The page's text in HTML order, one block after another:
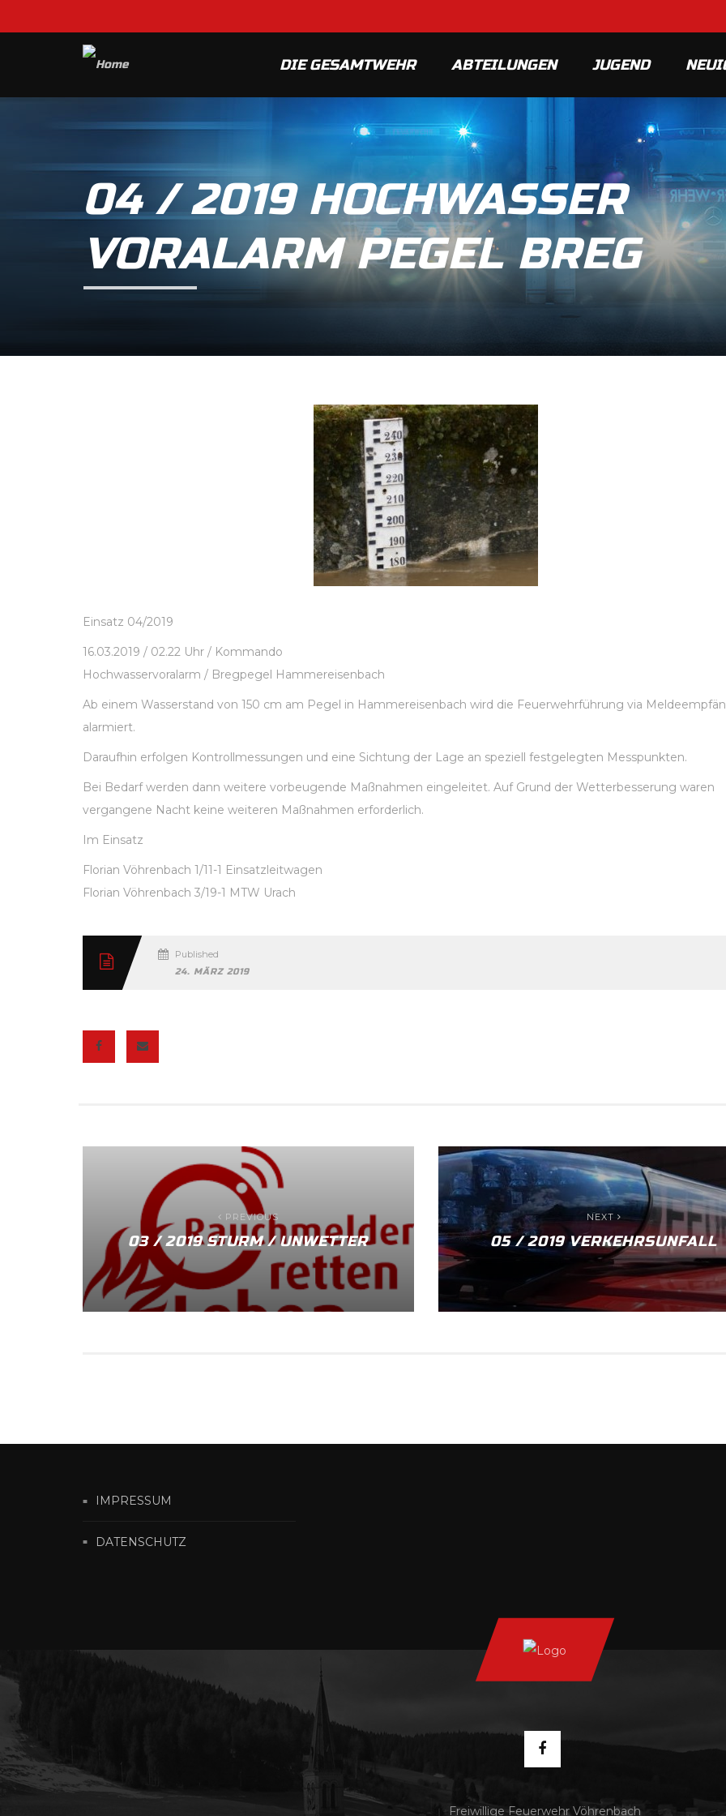
DIE GESAMTWEHR ABTEILUNGEN JUGEND
04 / 2019 HOCHWASSER
VORALARM PEGEL BREG
Einsatz 04/2019
16.03.2019 / 02.22 Uhr / Kommando
Hochwasservoralarm / Bregpegel Hammereisenbach
Ab einem Wasserstand von 150 cm am Pegel in Hammereisenbach wird die Feuerwehrführung via
alarmiert.
Daraufhin erfolgen Kontrollmessungen und eine Sichtung der Lage an speziell festgelegten Messpunkten.
Bei Bedarf werden dann weitere vorbeugende Maßnahmen eingeleitet. Auf Grund der Wetterbesserung waren
vergangene Nacht keine weiteren Maßnahmen erforderlich.
Im Einsatz
Florian Vöhrenbach 1/11-1 Einsatzleitwagen
Florian Vöhrenbach 3/19-1 MTW Urach
Published
24. MÄRZ 2019
PREVIOUS
03 / 2019 STURM / UNWETTER
NEXT
05 / 2019 VERKEHRSUNFALL
IMPRESSUM
DATENSCHUTZ
Freiwillige Feuerwehr Vöhrenbach